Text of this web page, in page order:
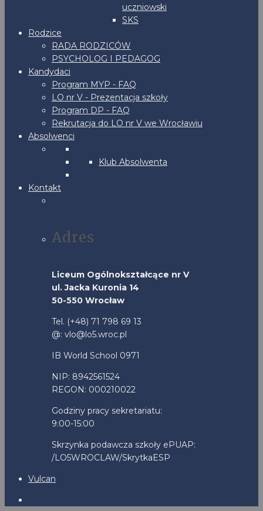
uczniowski
SKS
Rodzice
RADA RODZICÓW
PSYCHOLOG I PEDAGOG
Kandydaci
Program MYP - FAQ
LO nr V - Prezentacja szkoły
Program DP - FAQ
Rekrutacja do LO nr V we Wrocławiu
Absolwenci
Klub Absolwenta
Kontakt
Adres
Liceum Ogólnokształcące nr V
ul. Jacka Kuronia 14
50-550 Wrocław
Tel. (+48) 71 798 69 13
@: vlo@lo5.wroc.pl
IB World School 0971
NIP: 8942561524
REGON: 000210022
Godziny pracy sekretariatu:
9:00-15:00
Skrzynka podawcza szkoły ePUAP:
/LO5WROCLAW/SkrytkaESP
Vulcan